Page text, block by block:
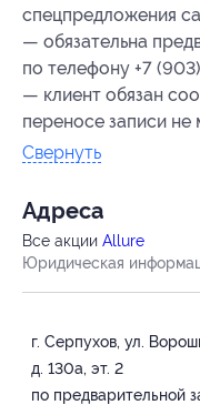
спецпредложения
— обязательна
по телефону +7
— клиент обязан
переносе записи не
Свернуть
Адресa
Все акции Allure
Юридическая
г. Серпухов, ул.
д. 130а, эт. 2
по предварительной